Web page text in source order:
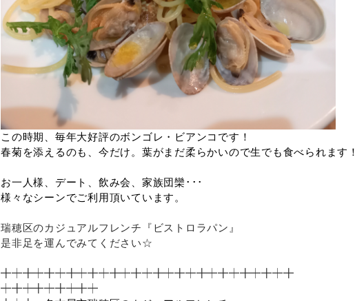
この時期、毎年大好評のボンゴレ・ビアンコです！
春菊を添えるのも、今だけ。葉がまだ柔らかいので生でも食べられます！
お一人様、デート、飲み会、家族団欒･･･
様々なシーンでご利用頂いています。
瑞穂区のカジュアルフレンチ『ビストロラパン』
是非足を運んでみてください☆
╋┿╋┿╋┿╋┿╋┿╋┿╋┿╋┿╋┿╋┿╋┿╋┿╋┿╋
┿╋┿╋┿╋┿╋┿